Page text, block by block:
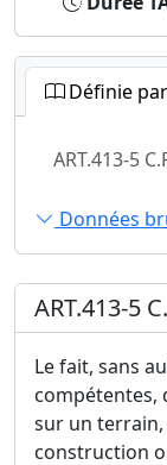
Définie
ART.413-5
Données
ART.413-5
Le fait, sans
sur un
construction